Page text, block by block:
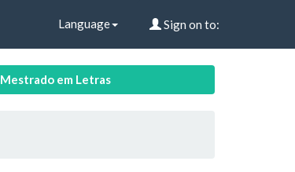
Language Sign on to:
Mestrado em Letras